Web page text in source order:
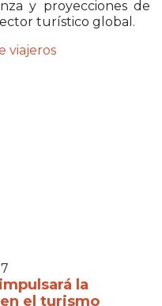
y proyecciones de
turístico global.
viajeros
la
el turismo